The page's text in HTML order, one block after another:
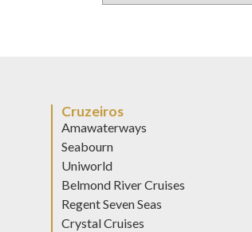
Cruzeiros
Amawaterways
Seabourn
Uniworld
Belmond River Cruises
Regent Seven Seas
Crystal Cruises